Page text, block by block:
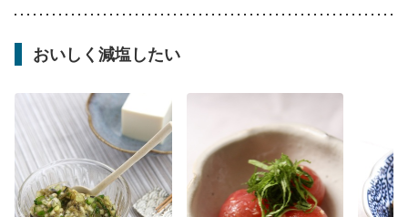
おいしく減塩したい